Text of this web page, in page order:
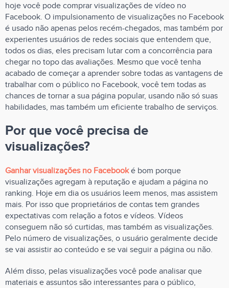
hoje você pode comprar visualizações de vídeo no
Facebook. O impulsionamento de visualizações no Facebook
é usado não apenas pelos recém-chegados, mas também por
experientes usuários de redes sociais que entendem que,
todos os dias, eles precisam lutar com a concorrência para
chegar no topo das avaliações. Mesmo que você tenha
acabado de começar a aprender sobre todas as vantagens de
trabalhar com o público no Facebook, você tem todas as
chances de tornar a sua página popular, usando não só suas
habilidades, mas também um eficiente trabalho de serviços.
Por que você precisa de
visualizações?
Ganhar visualizações no Facebooké bom porque
visualizações agregam à reputação e ajudam a página no
ranking. Hoje em dia os usuários leem menos, mas assistem
mais. Por isso que proprietários de contas tem grandes
expectativas com relação a fotos e vídeos. Vídeos
conseguem não só curtidas, mas também as visualizações.
Pelo número de visualizações, o usuário geralmente decide
se vai assistir ao conteúdo e se vai seguir a página ou não.
Além disso, pelas visualizações você pode analisar que
materiais e assuntos são interessantes para o público,